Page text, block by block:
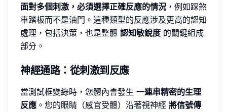
面對多個刺激，必須選擇正確反應的情況 ，例如踩煞
車踏板而不是油門。這種類型的反應涉及更高的認知
處理，包括決策，也是整體 認知敏銳度 的關鍵組成
部分。
神經通路：從刺激到反應
當測試框變綠時，您體內會發生 一連串精密的生理
反應 。您的眼睛（感官受體）沿著視神經 將信號傳